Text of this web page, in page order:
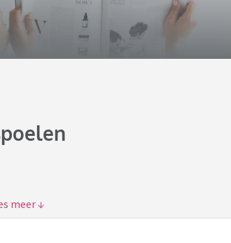
de riolering en dan gaat het bij ons blok vaak